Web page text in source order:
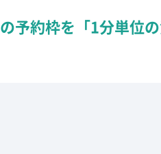
予約枠を「1分単位